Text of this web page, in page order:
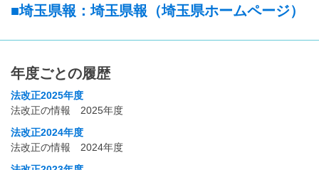
t
o
■埼玉県報：埼玉県報（埼玉県ホームページ）
年度ごとの履歴
法改正2025年度
法改正の情報 2025年度
法改正2024年度
法改正の情報 2024年度